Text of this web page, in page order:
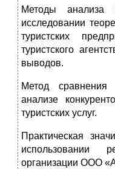
Методы анализа
исследовании
туристских
туристского
выводов.
Метод
анализе
туристских услуг.
Практическая
использовании
организации ООО